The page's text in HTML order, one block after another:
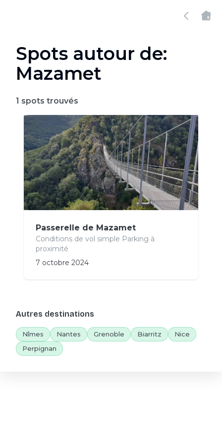
Spots autour de:
Mazamet
1 spots trouvés
Passerelle de Mazamet
Conditions de vol simple Parking à
proximité
7 octobre 2024
Autres destinations
Nîmes Nantes Grenoble Biarritz
Nice
Perpignan